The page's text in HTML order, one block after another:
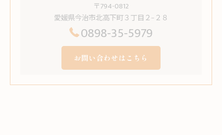
〒794-0812
愛媛県今治市北高下町３丁目２−２８
0898-35-5979
お問い合わせはこちら